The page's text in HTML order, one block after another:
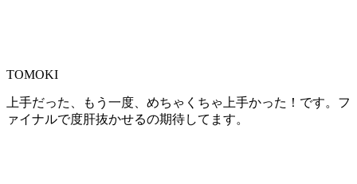
TOMOKI
上手だった、もう一度、めちゃくちゃ上手かった！です。フ
ァイナルで度肝抜かせるの期待してます。